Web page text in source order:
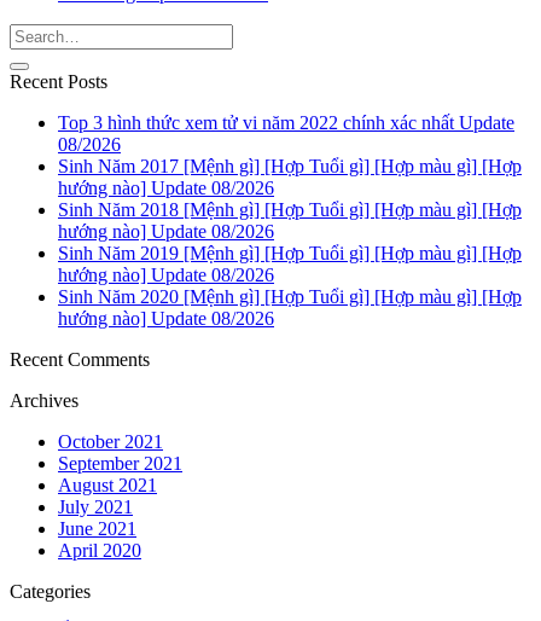
Recent Posts
Top 3 hình thức xem tử vi năm 2022 chính xác nhất Update
08/2026
Sinh Năm 2017 [Mệnh gì] [Hợp Tuổi gì] [Hợp màu gì] [Hợp
hướng nào] Update 08/2026
Sinh Năm 2018 [Mệnh gì] [Hợp Tuổi gì] [Hợp màu gì] [Hợp
hướng nào] Update 08/2026
Sinh Năm 2019 [Mệnh gì] [Hợp Tuổi gì] [Hợp màu gì] [Hợp
hướng nào] Update 08/2026
Sinh Năm 2020 [Mệnh gì] [Hợp Tuổi gì] [Hợp màu gì] [Hợp
hướng nào] Update 08/2026
Recent Comments
Archives
October 2021
September 2021
August 2021
July 2021
June 2021
April 2020
Categories